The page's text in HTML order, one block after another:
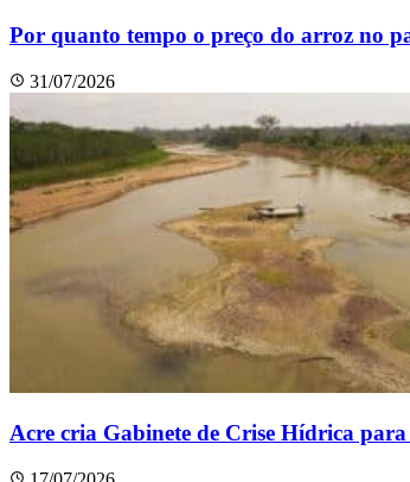
Por quanto tempo o preço do arroz no
31/07/2026
Acre cria Gabinete de Crise Hídrica